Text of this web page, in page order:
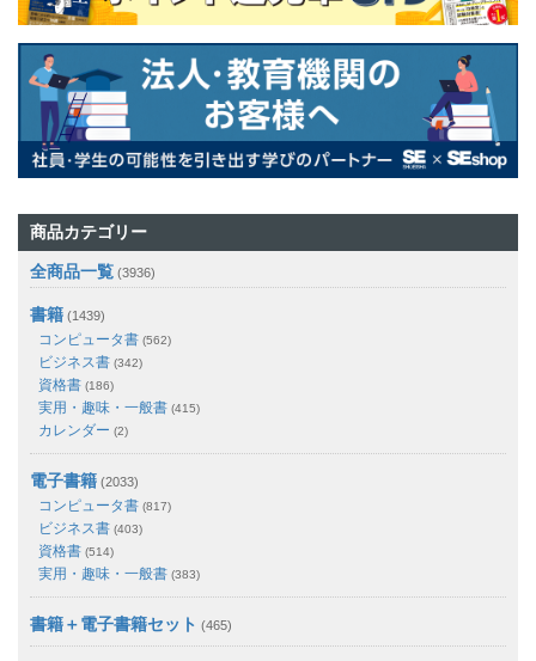
商品カテゴリー
全商品一覧 (3936)
書籍 (1439)
コンピュータ書 (562)
ビジネス書 (342)
資格書 (186)
実用・趣味・一般書 (415)
カレンダー (2)
電子書籍 (2033)
コンピュータ書 (817)
ビジネス書 (403)
資格書 (514)
実用・趣味・一般書 (383)
書籍＋電子書籍セット (465)